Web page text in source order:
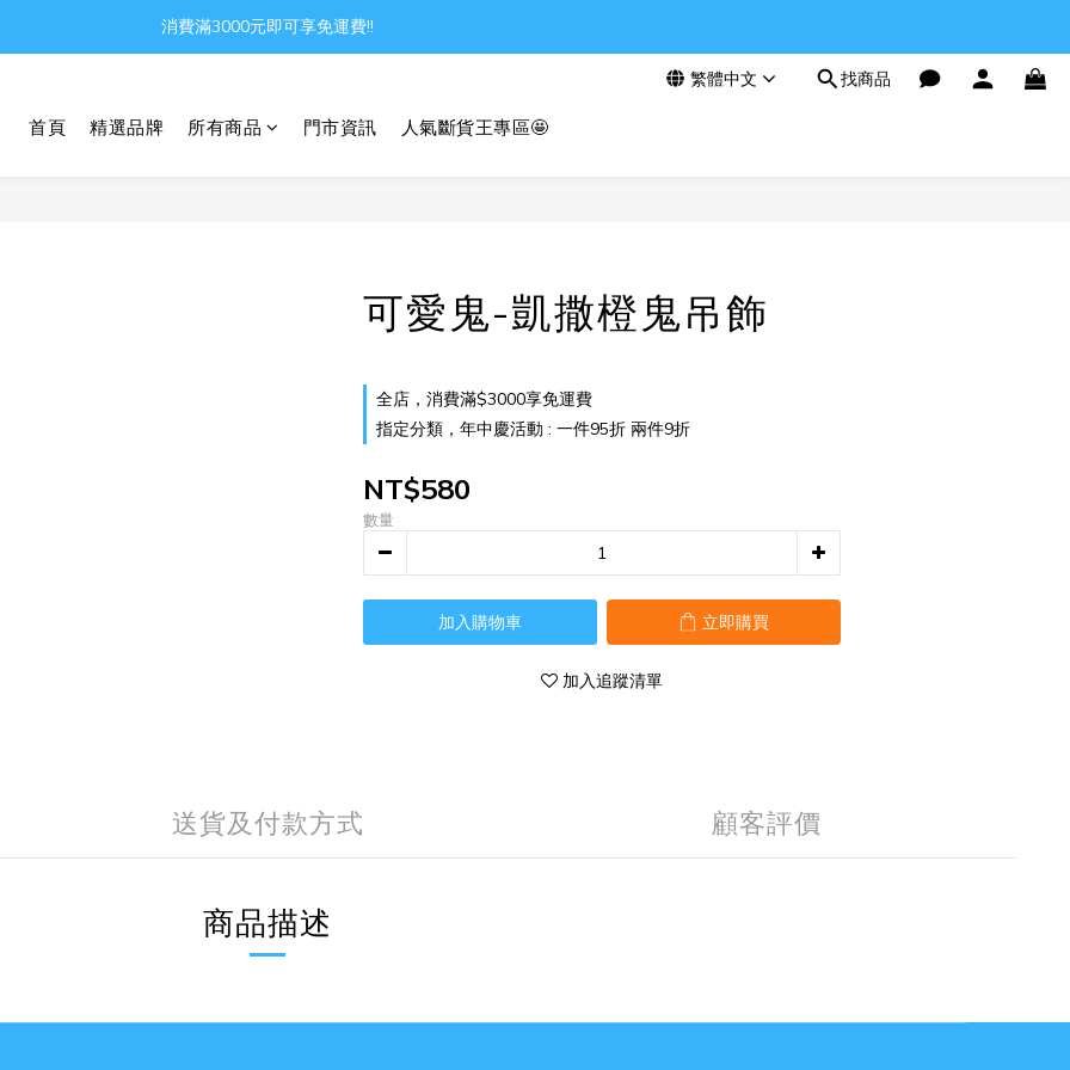
Gather all the joys in the world
繁體中文 找商品
首頁 精選品牌 所有商品 門市資訊 人氣斷貨王專區🤩
可愛鬼-凱撒橙鬼吊飾
全店，消費滿$3000享免運費
指定分類，年中慶活動 : 一件95折 兩件9折
NT$580
數量
加入購物車 立即購買
加入追蹤清單
送貨及付款方式 顧客評價
商品描述